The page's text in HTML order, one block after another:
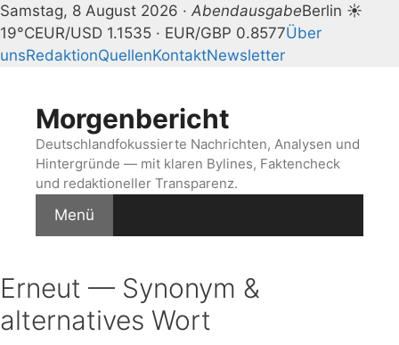
Samstag, 8 August 2026 · AbendausgabeBerlin ☀
19°CEUR/USD 1.1535 · EUR/GBP 0.8577Über
unsRedaktionQuellenKontaktNewsletter
springenMorgenbericht
Deutschlandfokussierte Nachrichten, Analysen und
Hintergründe — mit klaren Bylines, Faktencheck
und redaktioneller Transparenz.
Menü
Erneut — Synonym &
alternatives Wort